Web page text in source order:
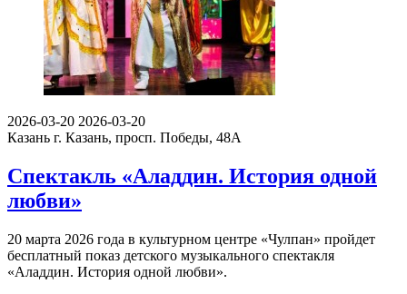
2026-03-20 2026-03-20
Казань г. Казань, просп. Победы, 48А
Спектакль «Аладдин. История одной
любви»
20 марта 2026 года в культурном центре «Чулпан» пройдет
бесплатный показ детского музыкального спектакля
«Аладдин. История одной любви».